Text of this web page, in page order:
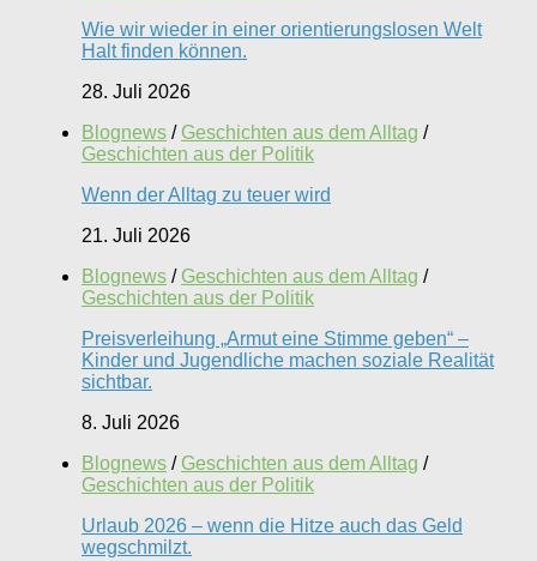
Wie wir wieder in einer orientierungslosen Welt
Halt finden können.
28. Juli 2026
Blognews / Geschichten aus dem Alltag /
Geschichten aus der Politik
Wenn der Alltag zu teuer wird
21. Juli 2026
Blognews / Geschichten aus dem Alltag /
Geschichten aus der Politik
Preisverleihung „Armut eine Stimme geben“ –
Kinder und Jugendliche machen soziale Realität
sichtbar.
8. Juli 2026
Blognews / Geschichten aus dem Alltag /
Geschichten aus der Politik
Urlaub 2026 – wenn die Hitze auch das Geld
wegschmilzt.